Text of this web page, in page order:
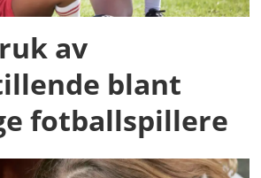
av
blant
fotballspillere